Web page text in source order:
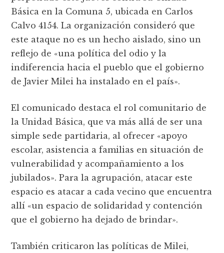
Básica en la Comuna 5, ubicada en Carlos
Calvo 4154. La organización consideró que
este ataque no es un hecho aislado, sino un
reflejo de «una política del odio y la
indiferencia hacia el pueblo que el gobierno
de Javier Milei ha instalado en el país».
El comunicado destaca el rol comunitario de
la Unidad Básica, que va más allá de ser una
simple sede partidaria, al ofrecer «apoyo
escolar, asistencia a familias en situación de
vulnerabilidad y acompañamiento a los
jubilados». Para la agrupación, atacar este
espacio es atacar a cada vecino que encuentra
allí «un espacio de solidaridad y contención
que el gobierno ha dejado de brindar».
También criticaron las políticas de Milei,